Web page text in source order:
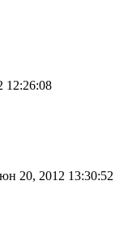
12:26:08
20, 2012 13:30:52